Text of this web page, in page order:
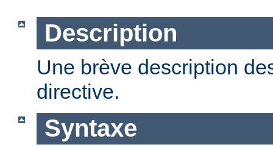
Description
Une brève description
directive.
Syntaxe